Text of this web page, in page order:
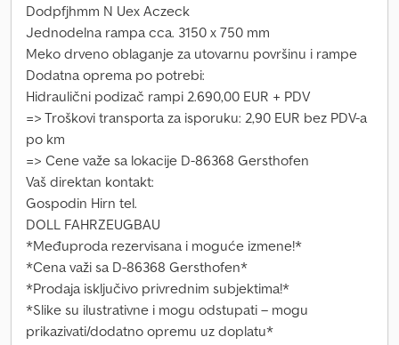
Dodpfjhmm N Uex Aczeck
Jednodelna rampa cca. 3150 x 750 mm
Meko drveno oblaganje za utovarnu površinu i rampe
Dodatna oprema po potrebi:
Hidraulični podizač rampi 2.690,00 EUR + PDV
=> Troškovi transporta za isporuku: 2,90 EUR bez PDV-a
po km
=> Cene važe sa lokacije D-86368 Gersthofen
Vaš direktan kontakt:
Gospodin Hirn tel.
DOLL FAHRZEUGBAU
*Međuproda rezervisana i moguće izmene!*
*Cena važi sa D-86368 Gersthofen*
*Prodaja isključivo privrednim subjektima!*
*Slike su ilustrativne i mogu odstupati – mogu
prikazivati/dodatno opremu uz doplatu*